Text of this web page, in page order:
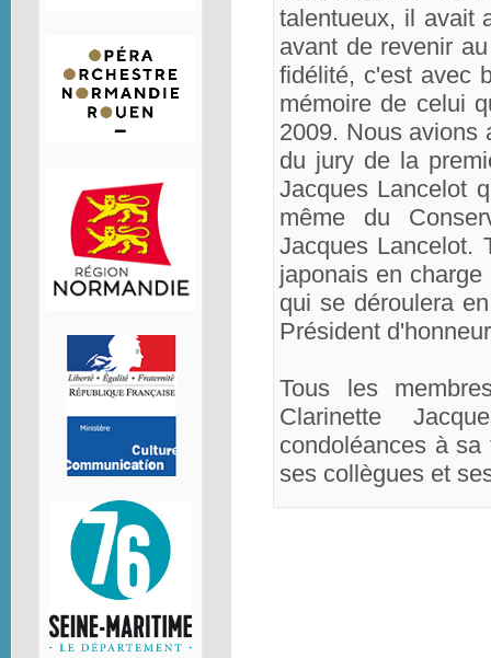
talentueux, il avait
avant de revenir
fidélité, c'est avec
mémoire de celui
2009. Nous avions
du jury de la
Jacques Lancelot
même du
Jacques Lancelot.
japonais en
qui se déroulera
Président
Tous les
Clarinette
condoléances à
ses collègues et